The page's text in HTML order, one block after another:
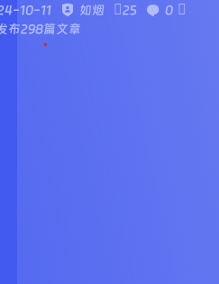
10-11 如烟 25
0
布298篇文章